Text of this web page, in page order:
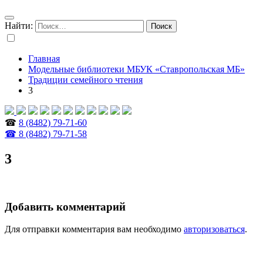
Найти:
Главная
Модельные библиотеки МБУК «Ставропольская МБ»
Традиции семейного чтения
3
☎ 8 (8482) 79-71-60
☎ 8 (8482) 79-71-58
3
Добавить комментарий
Для отправки комментария вам необходимо авторизоваться.